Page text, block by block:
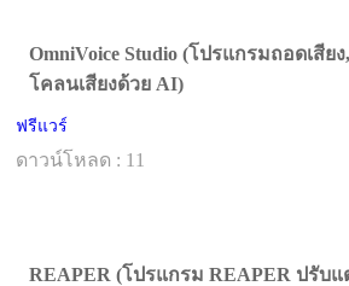
OmniVoice Studio (โปรแกรมถอดเสีย
โคลนเสียงด้วย AI)
ฟรีแวร์
ดาวน์โหลด : 11
REAPER (โปรแกรม REAPER ปรับแ